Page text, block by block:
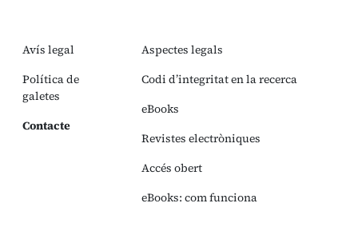
Avís legal
Política de
galetes
Contacte
Aspectes legals
Codi d’integritat en la recerca
eBooks
Revistes electròniques
Accés obert
eBooks: com funciona